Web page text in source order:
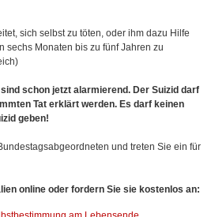
sich selbst zu töten, oder ihm dazu Hilfe
sechs Monaten bis zu fünf Jahren zu
schon jetzt alarmierend. Der Suizid darf
Tat erklärt werden. Es darf keinen
geben!
und treten Sie ein für
online oder fordern Sie sie kostenlos an: